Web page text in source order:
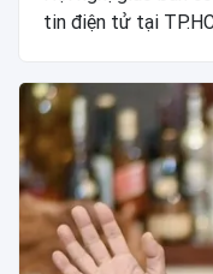
tin điện tử tại